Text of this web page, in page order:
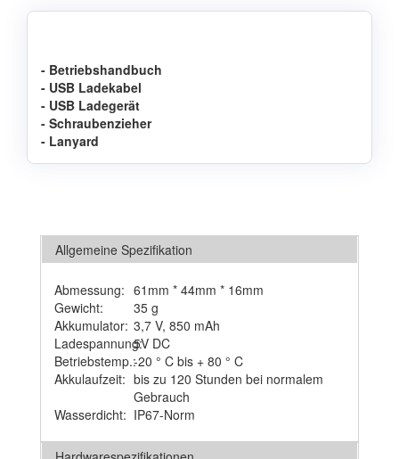
- Betriebshandbuch
- USB Ladekabel
- USB Ladegerät
- Schraubenzieher
- Lanyard
Allgemeine Spezifikation
Abmessung: 61mm * 44mm * 16mm
Gewicht:
35 g
Akkumulator: 3,7 V, 850 mAh
Ladespannung:5V DC
Betriebstemp.:-20 ° C bis + 80 ° C
Akkulaufzeit: bis zu 120 Stunden bei normalem
Gebrauch
Wasserdicht: IP67-Norm